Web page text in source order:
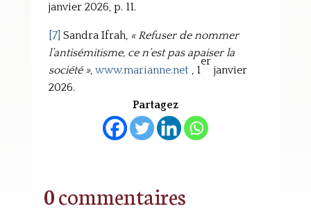
janvier 2026, p. 11.
[7] Sandra Ifrah, « Refuser de nommer
l’antisémitisme, ce n’est pas apaiser la
société », www.marianne.net, 1
er
janvier
2026.
Partagez
0 commentaires